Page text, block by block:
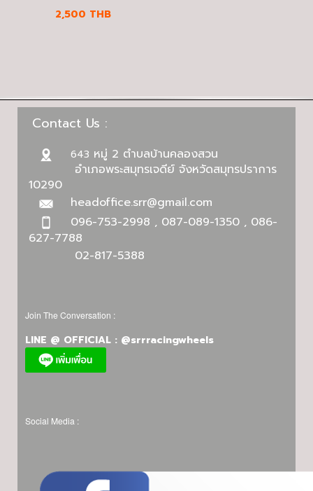
2,500 THB
Contact Us :
643 หมู่ 2 ตำบลบ้านคลองสวน
อำเภอพระสมุทรเจดีย์ จังหวัดสมุทรปราการ
10290
headoffice.srr@gmail.com
096-753-2998 , 087-089-1350 , 086-
627-7788
02-817-5388
Join The Conversation :
LINE @ OFFICIAL : @srrracingwheels
Social Media :